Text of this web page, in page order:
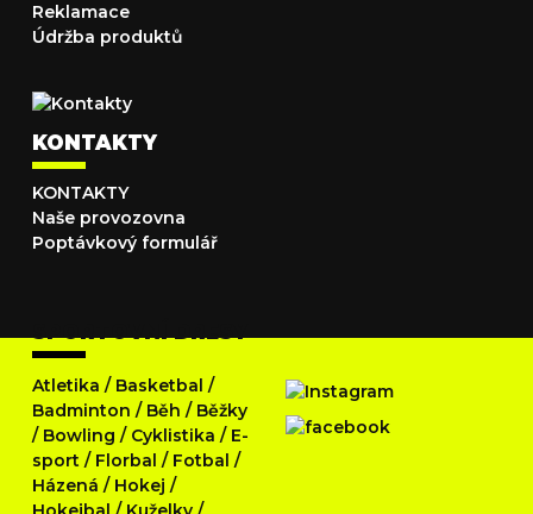
Reklamace
Údržba produktů
KONTAKTY
KONTAKTY
Naše provozovna
Poptávkový formulář
SPORTOVNÍ DRESY
Atletika / Basketbal /
Badminton / Běh / Běžky
/ Bowling / Cyklistika / E-
sport / Florbal / Fotbal /
Házená / Hokej /